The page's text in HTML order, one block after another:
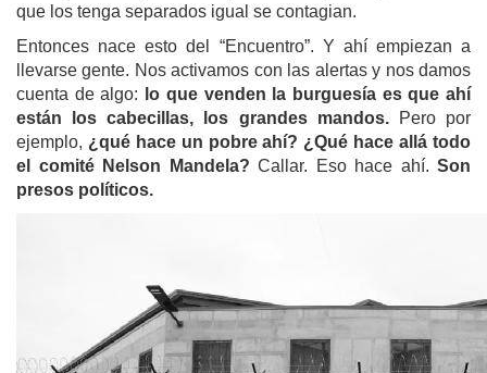
que los tenga separados igual se contagian.
Entonces nace esto del “Encuentro”. Y ahí empiezan a
llevarse gente. Nos activamos con las alertas y nos damos
cuenta de algo:
lo que venden la burguesía es que ahí
están los cabecillas, los grandes mandos.Pero por
ejemplo, ¿qué hace un pobre ahí? ¿Qué hace allá todo
el comité Nelson Mandela? Callar. Eso hace ahí. Son
presos políticos.